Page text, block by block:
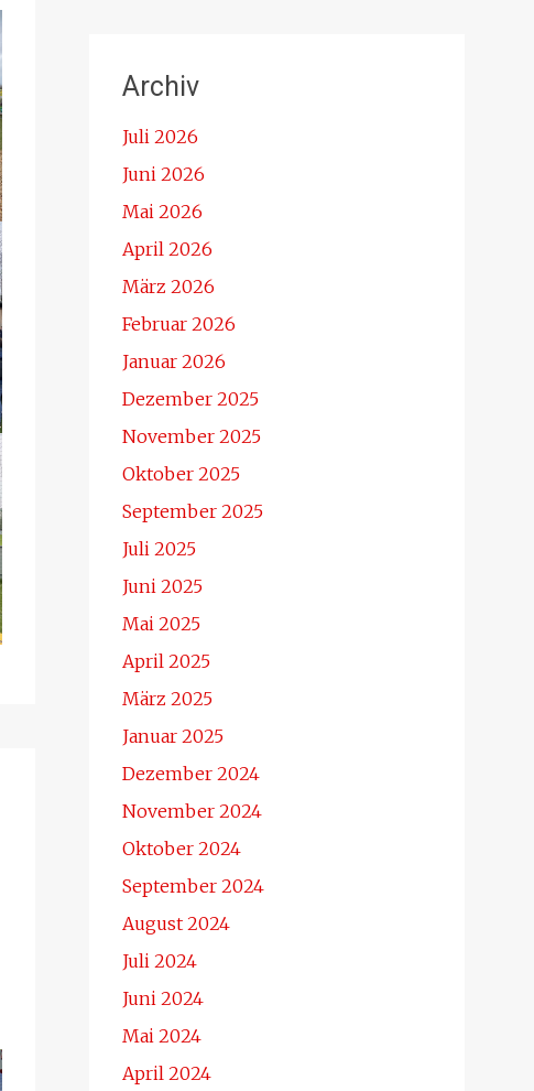
Archiv
Juli 2026
Juni 2026
Mai 2026
April 2026
März 2026
Februar 2026
Januar 2026
Dezember 2025
November 2025
Oktober 2025
September 2025
Juli 2025
Juni 2025
Mai 2025
April 2025
März 2025
Januar 2025
Dezember 2024
November 2024
Oktober 2024
September 2024
August 2024
Juli 2024
Juni 2024
Mai 2024
April 2024